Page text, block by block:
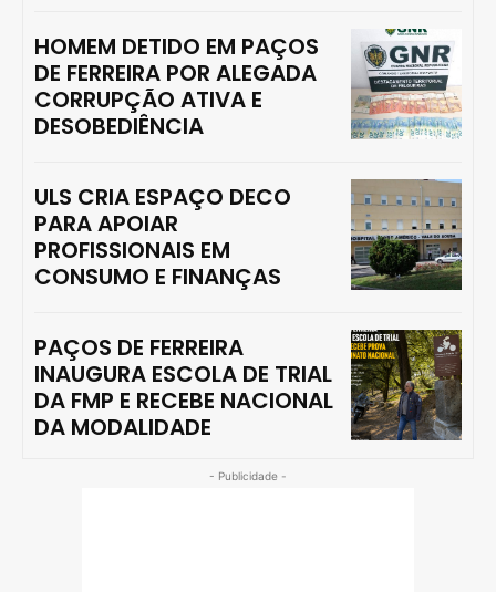
HOMEM DETIDO EM PAÇOS
DE FERREIRA POR ALEGADA
CORRUPÇÃO ATIVA E
DESOBEDIÊNCIA
ULS CRIA ESPAÇO DECO
PARA APOIAR
PROFISSIONAIS EM
CONSUMO E FINANÇAS
PAÇOS DE FERREIRA
INAUGURA ESCOLA DE TRIAL
DA FMP E RECEBE NACIONAL
DA MODALIDADE
- Publicidade -